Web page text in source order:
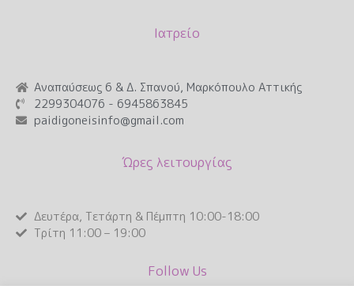
Ιατρείο
Αναπαύσεως 6 & Δ. Σπανού, Μαρκόπουλο Αττικής
2299304076 - 6945863845
paidigoneisinfo@gmail.com
Ώρες λειτουργίας
Δευτέρα, Τετάρτη & Πέμπτη 10:00-18:00
Τρίτη 11:00 – 19:00
Follow Us